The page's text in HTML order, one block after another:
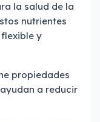
la salud de la
nutrientes
y
propiedades
a reducir